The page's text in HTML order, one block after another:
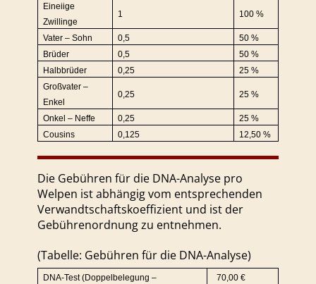
Eineiige
Zwillinge
1 100 %
Vater – Sohn 0,5
50 %
Brüder
0,5
50 %
Halbbrüder
0,25
25 %
Großvater –
Enkel
0,25 25 %
Onkel – Neffe 0,25
25 %
Cousins
0,125 12,50 %
Die Gebühren für die DNA-Analyse pro
Welpen ist abhängig vom entsprechenden
Verwandtschaftskoeffizient und ist der
Gebührenordnung zu entnehmen.
(Tabelle: Gebühren für die DNA-Analyse)
DNA-Test (Doppelbelegung –
70,00 €